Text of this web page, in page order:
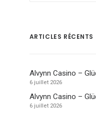
ARTICLES RÉCENTS
Alvynn Casino –
6 juillet 2026
Alvynn Casino –
6 juillet 2026